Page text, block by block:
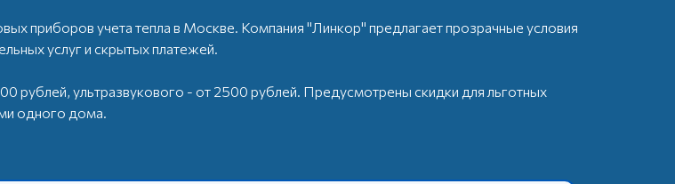
приборов учета тепла в Москве. Компания "Линкор" предлагает прозрачные условия
услуг и скрытых платежей.
рублей, ультразвукового - от 2500 рублей. Предусмотрены скидки для льготных
одного дома.